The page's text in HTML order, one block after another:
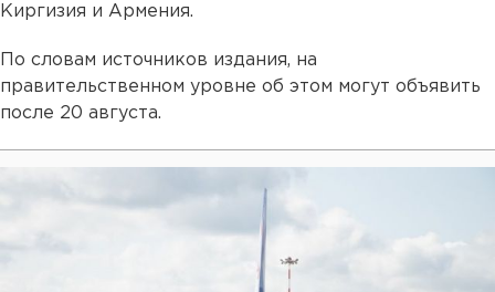
Киргизия и Армения.
По словам источников издания, на
правительственном уровне об этом могут объявить
после 20 августа.